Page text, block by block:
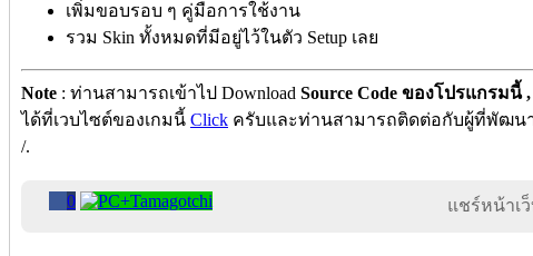
เพิ่มขอบรอบ ๆ คู่มือการใช้งาน
รวม Skin ทั้งหมดที่มีอยู่ไว้ในตัว Setup เลย
Note : ท่านสามารถเข้าไป Download Source Code ของโปรแกรมนี้
ได้ที่เวบไซต์ของเกมนี้ Click ครับและท่านสามารถติดต่อกับผู้ที่พัฒนา
/.
0 แชร์หน้าเ